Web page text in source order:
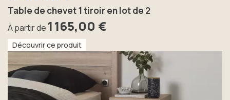
Table de chevet 1 tiroir en lot de 2
À partir de 1 165,00 €
Découvrir ce produit